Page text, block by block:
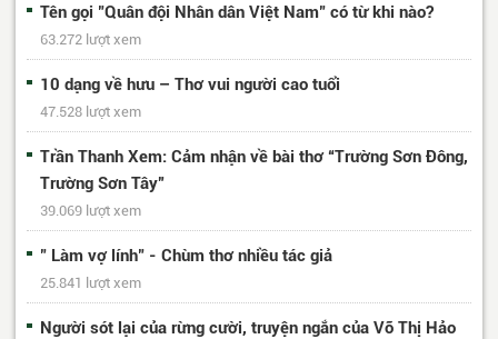
Tên gọi "Quân đội Nhân dân Việt Nam" có từ khi nào?
63.272 lượt xem
10 dạng về hưu – Thơ vui người cao tuổi
47.528 lượt xem
Trần Thanh Xem: Cảm nhận về bài thơ “Trường Sơn Đông,
Trường Sơn Tây”
39.069 lượt xem
" Làm vợ lính" - Chùm thơ nhiều tác giả
25.841 lượt xem
Người sót lại của rừng cười, truyện ngắn của Võ Thị Hảo